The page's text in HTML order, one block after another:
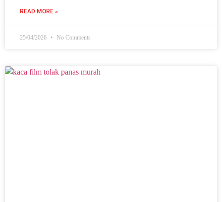
READ MORE »
25/04/2026 No Comments